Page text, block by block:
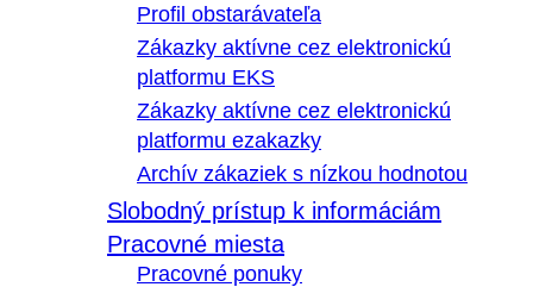
Profil obstarávateľa
Zákazky aktívne cez elektronickú
platformu EKS
Zákazky aktívne cez elektronickú
platformu ezakazky
Archív zákaziek s nízkou hodnotou
Slobodný prístup k informáciám
Pracovné miesta
Pracovné ponuky